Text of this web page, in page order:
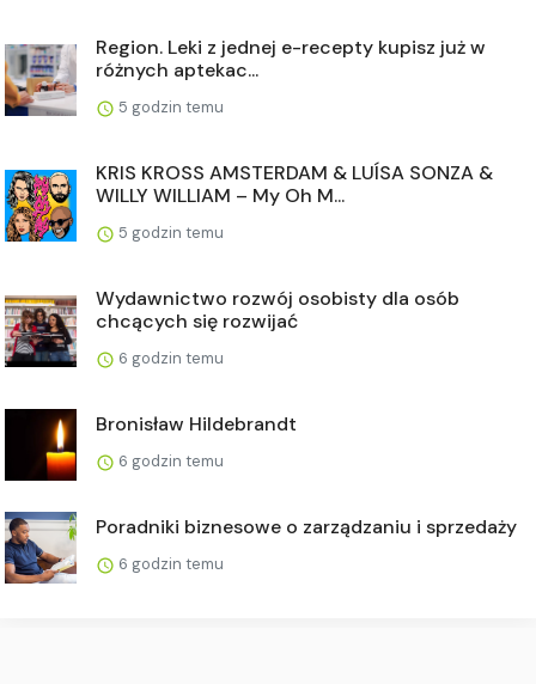
Region. Leki z jednej e-recepty kupisz już w
różnych aptekac...
5 godzin temu
KRIS KROSS AMSTERDAM & LUÍSA SONZA &
WILLY WILLIAM – My Oh M...
5 godzin temu
Wydawnictwo rozwój osobisty dla osób
chcących się rozwijać
6 godzin temu
Bronisław Hildebrandt
6 godzin temu
Poradniki biznesowe o zarządzaniu i sprzedaży
6 godzin temu